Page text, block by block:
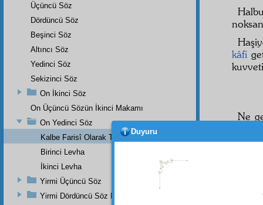
kâfi
Ne
Üçüncü Söz
Dördüncü Söz
Beşinci Söz
Altıncı Söz
Yedinci Söz
Sekizinci Söz
On İkinci Söz
On Üçüncü Sözün İkinci Makamı
On Yedinci Söz
Kalbe Farisî Olarak Tahattur Eden Bir Münacat
Birinci Levha
İkinci Levha
Yirmi Üçüncü Söz
Yirmi Dördüncü Söz Beşinci Dal
Duyuru